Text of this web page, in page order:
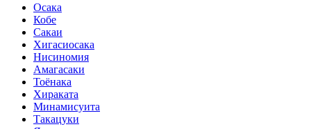
Осака
Кобе
Сакаи
Хигасиосака
Нисиномия
Амагасаки
Тоёнака
Хираката
Минамисуита
Такацуки